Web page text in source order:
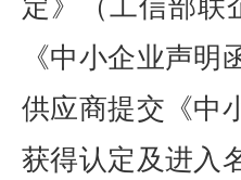
定》（工信部联
《中小企业声
供应商提交《中
获得认定及进入